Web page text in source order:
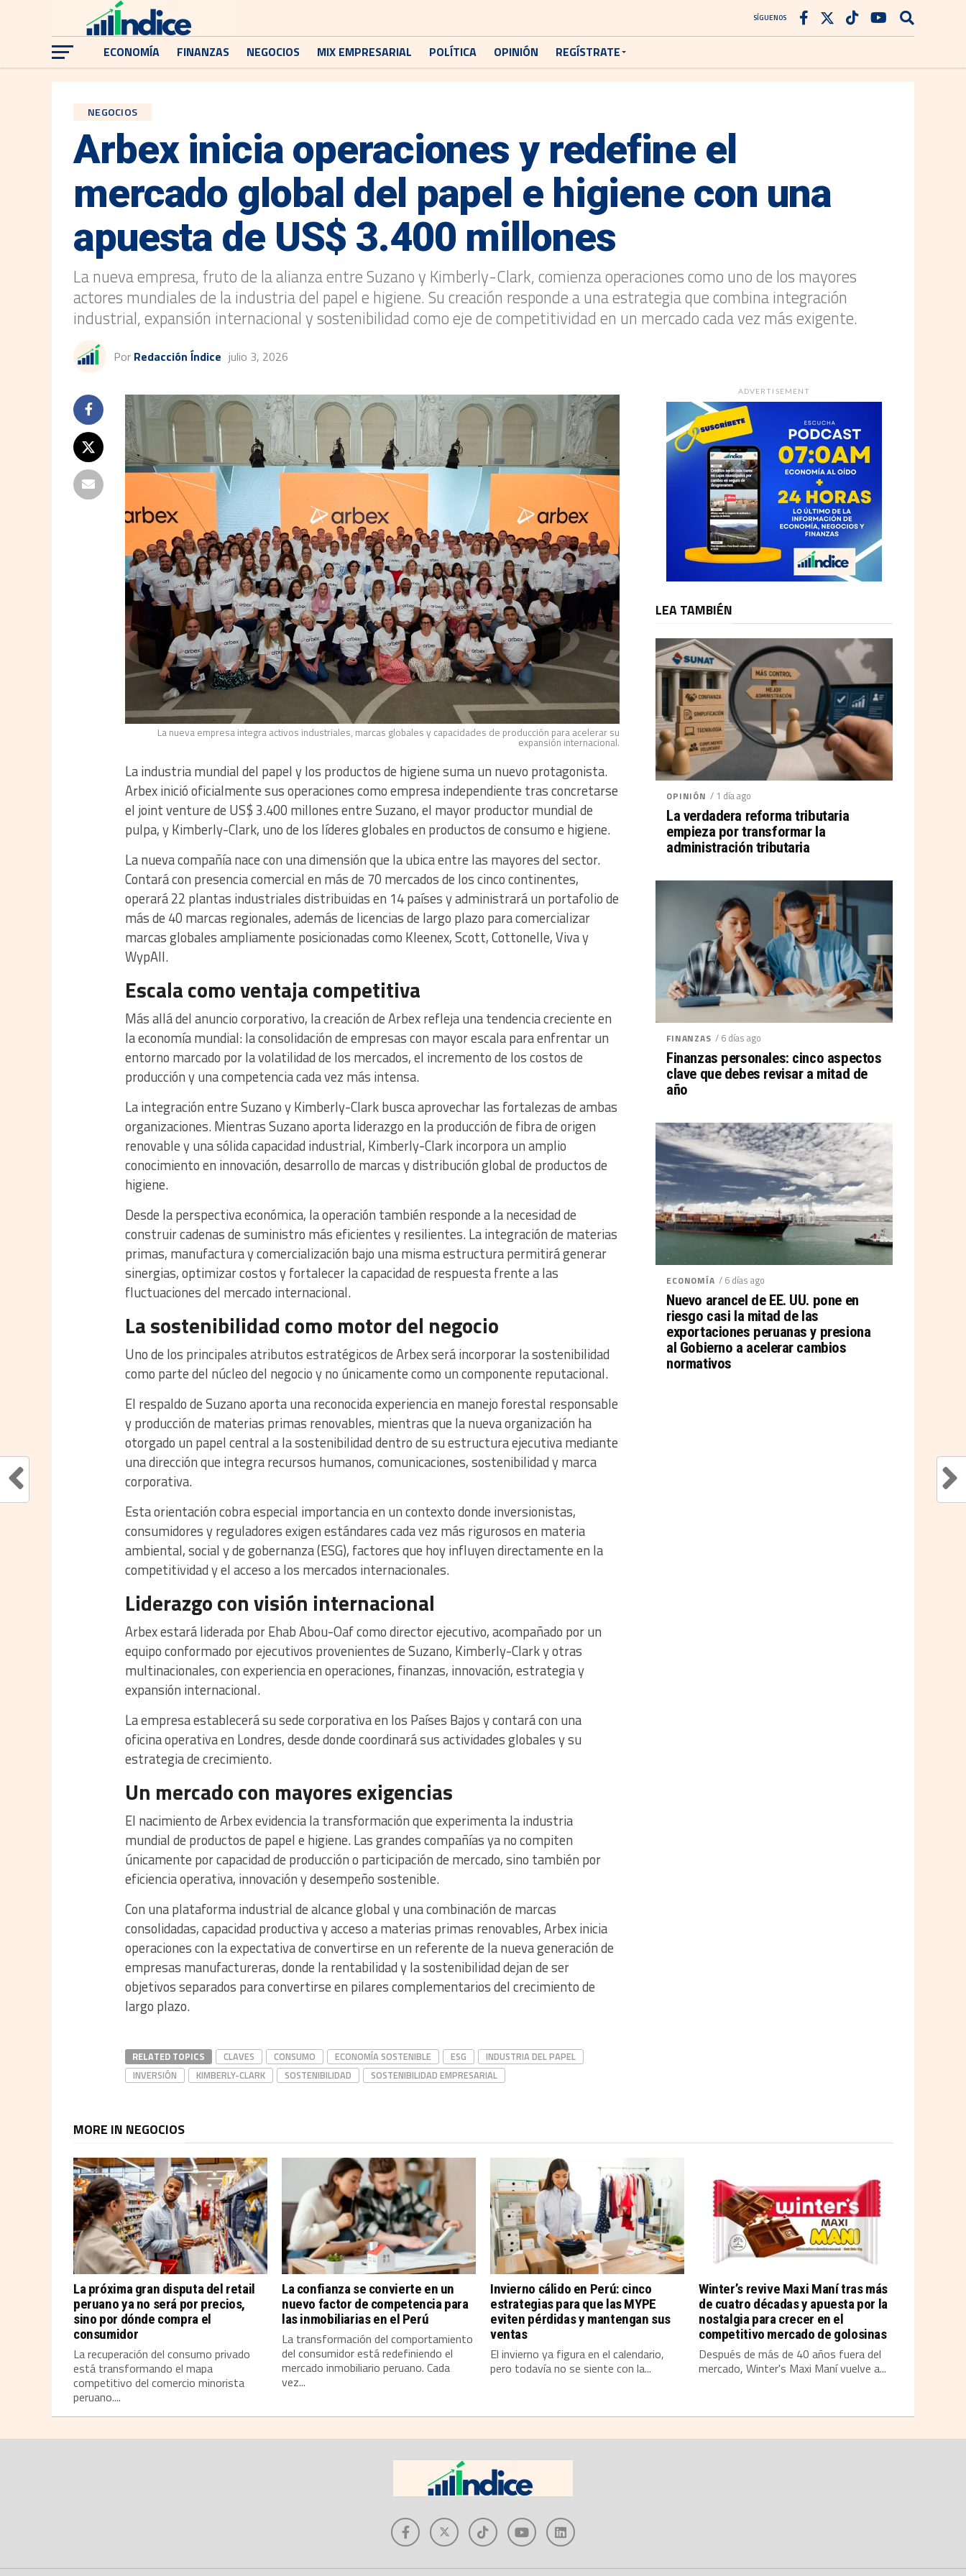
SÍGUENOS
ECONOMÍA FINANZAS NEGOCIOS MIX EMPRESARIAL POLÍTICA OPINIÓN REGÍSTRATE
NEGOCIOS
Arbex inicia operaciones y redefine el
mercado global del papel e higiene con una
apuesta de US$ 3.400 millones
La nueva empresa, fruto de la alianza entre Suzano y Kimberly-Clark, comienza operaciones como uno de los mayores
actores mundiales de la industria del papel e higiene. Su creación responde a una estrategia que combina integración
industrial, expansión internacional y sostenibilidad como eje de competitividad en un mercado cada vez más exigente.
Por Redacción Índice julio 3, 2026
La nueva empresa integra activos industriales, marcas globales y capacidades de producción para acelerar su
expansión internacional.
La industria mundial del papel y los productos de higiene suma un nuevo protagonista.
Arbex inició oficialmente sus operaciones como empresa independiente tras concretarse
el joint venture de US$ 3.400 millones entre Suzano, el mayor productor mundial de
pulpa, y Kimberly-Clark, uno de los líderes globales en productos de consumo e higiene.
La nueva compañía nace con una dimensión que la ubica entre las mayores del sector.
Contará con presencia comercial en más de 70 mercados de los cinco continentes,
operará 22 plantas industriales distribuidas en 14 países y administrará un portafolio de
más de 40 marcas regionales, además de licencias de largo plazo para comercializar
marcas globales ampliamente posicionadas como Kleenex, Scott, Cottonelle, Viva y
WypAll.
Escala como ventaja competitiva
Más allá del anuncio corporativo, la creación de Arbex refleja una tendencia creciente en
la economía mundial: la consolidación de empresas con mayor escala para enfrentar un
entorno marcado por la volatilidad de los mercados, el incremento de los costos de
producción y una competencia cada vez más intensa.
La integración entre Suzano y Kimberly-Clark busca aprovechar las fortalezas de ambas
organizaciones. Mientras Suzano aporta liderazgo en la producción de fibra de origen
renovable y una sólida capacidad industrial, Kimberly-Clark incorpora un amplio
conocimiento en innovación, desarrollo de marcas y distribución global de productos de
higiene.
Desde la perspectiva económica, la operación también responde a la necesidad de
construir cadenas de suministro más eficientes y resilientes. La integración de materias
primas, manufactura y comercialización bajo una misma estructura permitirá generar
sinergias, optimizar costos y fortalecer la capacidad de respuesta frente a las
fluctuaciones del mercado internacional.
La sostenibilidad como motor del negocio
Uno de los principales atributos estratégicos de Arbex será incorporar la sostenibilidad
como parte del núcleo del negocio y no únicamente como un componente reputacional.
El respaldo de Suzano aporta una reconocida experiencia en manejo forestal responsable
y producción de materias primas renovables, mientras que la nueva organización ha
otorgado un papel central a la sostenibilidad dentro de su estructura ejecutiva mediante
una dirección que integra recursos humanos, comunicaciones, sostenibilidad y marca
corporativa.
Esta orientación cobra especial importancia en un contexto donde inversionistas,
consumidores y reguladores exigen estándares cada vez más rigurosos en materia
ambiental, social y de gobernanza (ESG), factores que hoy influyen directamente en la
competitividad y el acceso a los mercados internacionales.
Liderazgo con visión internacional
Arbex estará liderada por Ehab Abou-Oaf como director ejecutivo, acompañado por un
equipo conformado por ejecutivos provenientes de Suzano, Kimberly-Clark y otras
multinacionales, con experiencia en operaciones, finanzas, innovación, estrategia y
expansión internacional.
La empresa establecerá su sede corporativa en los Países Bajos y contará con una
oficina operativa en Londres, desde donde coordinará sus actividades globales y su
estrategia de crecimiento.
Un mercado con mayores exigencias
El nacimiento de Arbex evidencia la transformación que experimenta la industria
mundial de productos de papel e higiene. Las grandes compañías ya no compiten
únicamente por capacidad de producción o participación de mercado, sino también por
eficiencia operativa, innovación y desempeño sostenible.
Con una plataforma industrial de alcance global y una combinación de marcas
consolidadas, capacidad productiva y acceso a materias primas renovables, Arbex inicia
operaciones con la expectativa de convertirse en un referente de la nueva generación de
empresas manufactureras, donde la rentabilidad y la sostenibilidad dejan de ser
objetivos separados para convertirse en pilares complementarios del crecimiento de
largo plazo.
RELATED TOPICS CLAVES CONSUMO ECONOMÍA SOSTENIBLE ESG
INDUSTRIA DEL PAPEL
INVERSIÓN
KIMBERLY-CLARK SOSTENIBILIDAD SOSTENIBILIDAD EMPRESARIAL
ADVERTISEMENT
LEA TAMBIÉN
OPINIÓN / 1 día ago
La verdadera reforma tributaria
empieza por transformar la
administración tributaria
FINANZAS / 6 días ago
Finanzas personales: cinco aspectos
clave que debes revisar a mitad de
año
ECONOMÍA / 6 días ago
Nuevo arancel de EE. UU. pone en
riesgo casi la mitad de las
exportaciones peruanas y presiona
al Gobierno a acelerar cambios
normativos
MORE IN NEGOCIOS
La próxima gran disputa del retail
peruano ya no será por precios,
sino por dónde compra el
consumidor
La recuperación del consumo privado
está transformando el mapa
competitivo del comercio minorista
peruano....
La confianza se convierte en un
nuevo factor de competencia para
las inmobiliarias en el Perú
La transformación del comportamiento
del consumidor está redefiniendo el
mercado inmobiliario peruano. Cada
vez...
Invierno cálido en Perú: cinco
estrategias para que las MYPE
eviten pérdidas y mantengan sus
ventas
El invierno ya figura en el calendario,
pero todavía no se siente con la...
Winter’s revive Maxi Maní tras más
de cuatro décadas y apuesta por la
nostalgia para crecer en el
competitivo mercado de golosinas
Después de más de 40 años fuera del
mercado, Winter's Maxi Maní vuelve a...